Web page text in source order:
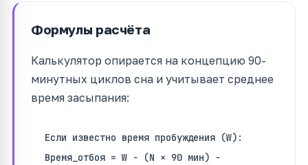
Формулы расчёта
Калькулятор опирается на концепцию 90-
минутных циклов сна и учитывает среднее
время засыпания:
Если известно время пробуждения (W):
Время_отбоя = W − (N × 90 мин) −